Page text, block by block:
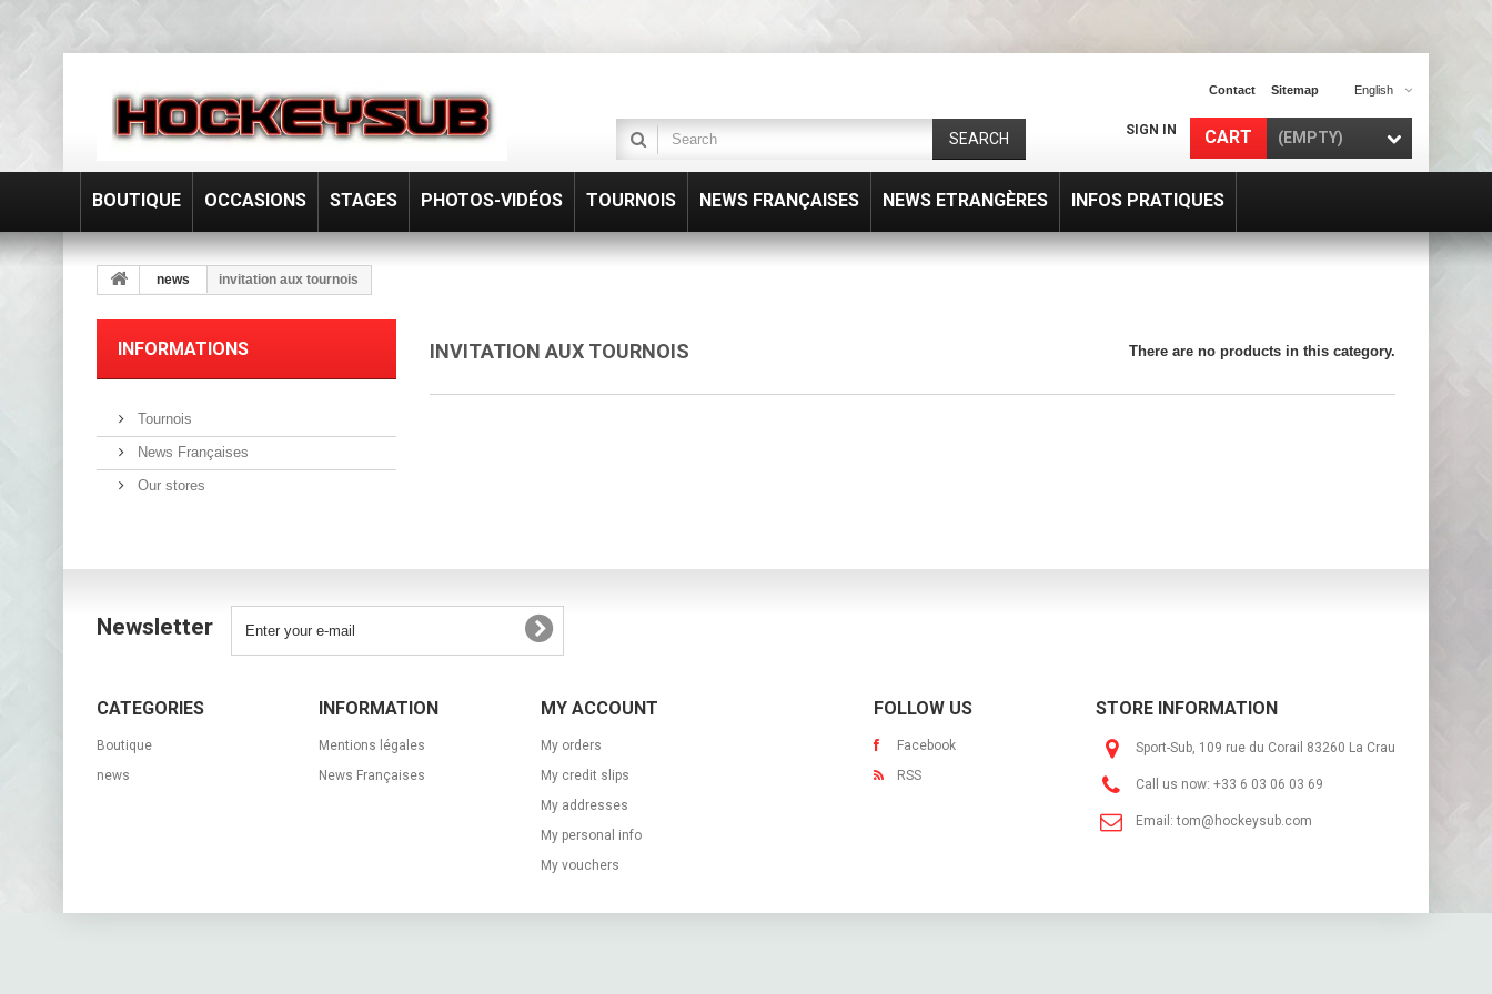
English
Contact Sitemap
CART (EMPTY)
SIGN IN
SEARCH
BOUTIQUE OCCASIONS STAGES PHOTOS-VIDÉOS TOURNOIS NEWS FRANÇAISES NEWS ETRANGÈRES INFOS PRATIQUES
news invitation aux tournois
INFORMATIONS
Tournois
News Françaises
Our stores
INVITATION AUX TOURNOIS There are no products in this category.
Newsletter
CATEGORIES
Boutique
news
INFORMATION
Mentions légales
News Françaises
MY ACCOUNT
My orders
My credit slips
My addresses
My personal info
My vouchers
FOLLOW US
Facebook
RSS
STORE INFORMATION
Sport-Sub, 109 rue du Corail 83260 La Crau
Call us now: +33 6 03 06 03 69
Email:tom@hockeysub.com